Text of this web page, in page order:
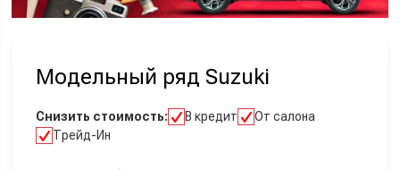
Модельный ряд Suzuki
Снизить стоимость: В кредит
От салона
Трейд-Ин